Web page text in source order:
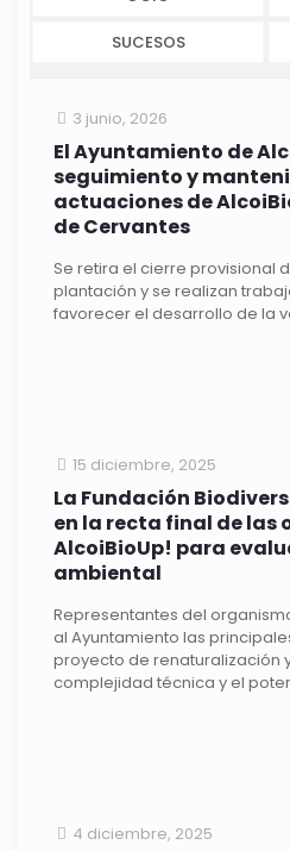
SUCESOS
3 junio, 2026
El Ayuntamiento de
seguimiento y
actuaciones de
de Cervantes
Se retira el cierre provisional
plantación y se realizan
favorecer el desarrollo de la
15 diciembre, 2025
La Fundación
en la recta final de las
AlcoiBioUp! para
ambiental
Representantes del
al Ayuntamiento las
proyecto de renaturalización
complejidad técnica y el
4 diciembre, 2025